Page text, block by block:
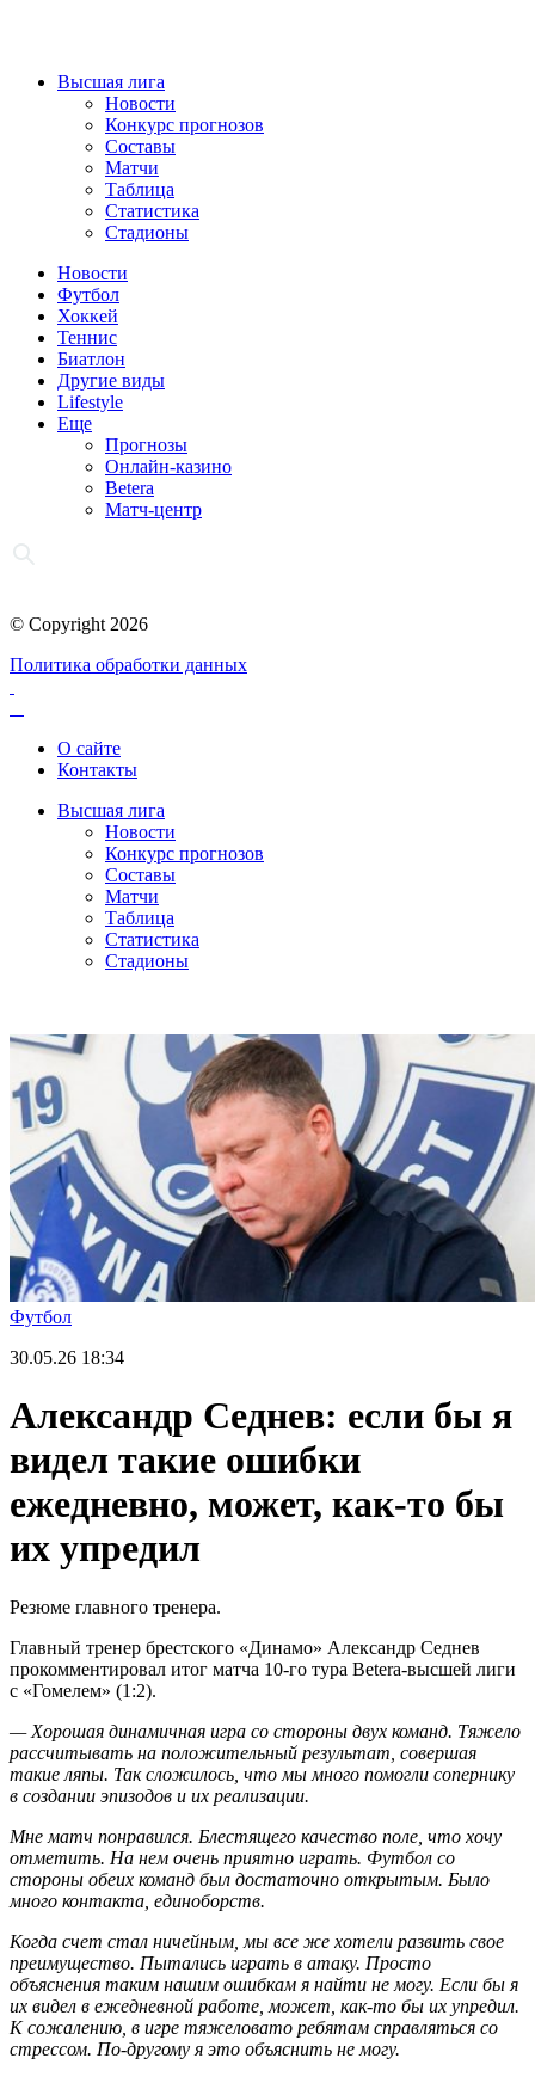
Высшая лига
Новости
Конкурс прогнозов
Составы
Матчи
Таблица
Статистика
Стадионы
Новости
Футбол
Хоккей
Теннис
Биатлон
Другие виды
Lifestyle
Еще
Прогнозы
Онлайн-казино
Betera
Матч-центр
© Copyright 2026
Политика обработки данных
О сайте
Контакты
Высшая лига
Новости
Конкурс прогнозов
Составы
Матчи
Таблица
Статистика
Стадионы
Футбол
30.05.26 18:34
Александр Седнев: если бы я
видел такие ошибки
ежедневно, может, как-то бы
их упредил
Резюме главного тренера.
Главный тренер брестского «Динамо» Александр Седнев
прокомментировал итог матча 10-го тура Betera-высшей лиги
с «Гомелем» (1:2).
— Хорошая динамичная игра со стороны двух команд. Тяжело
рассчитывать на положительный результат, совершая
такие ляпы. Так сложилось, что мы много помогли сопернику
в создании эпизодов и их реализации.
Мне матч понравился. Блестящего качество поле, что хочу
отметить. На нем очень приятно играть. Футбол со
стороны обеих команд был достаточно открытым. Было
много контакта, единоборств.
Когда счет стал ничейным, мы все же хотели развить свое
преимущество. Пытались играть в атаку. Просто
объяснения таким нашим ошибкам я найти не могу. Если бы я
их видел в ежедневной работе, может, как-то бы их упредил.
К сожалению, в игре тяжеловато ребятам справляться со
стрессом. По-другому я это объяснить не могу.